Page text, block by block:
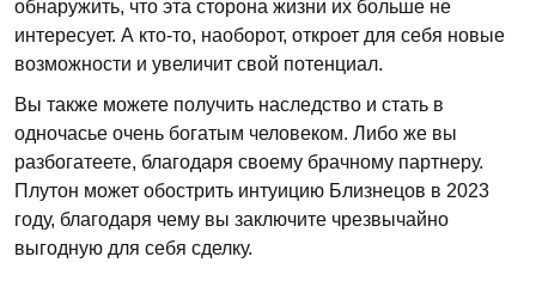
обнаружить, что эта сторона жизни их больше не
интересует. А кто-то, наоборот, откроет для себя новые
возможности и увеличит свой потенциал.
Вы также можете получить наследство и стать в
одночасье очень богатым человеком. Либо же вы
разбогатеете, благодаря своему брачному партнеру.
Плутон может обострить интуицию Близнецов в 2023
году, благодаря чему вы заключите чрезвычайно
выгодную для себя сделку.